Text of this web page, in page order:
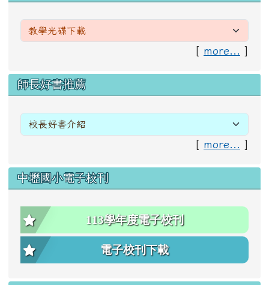
[ more... ]
右邊區域內容
師長好書推薦
[ more... ]
中壢國小電子校刊
113學年度電子校刊
電子校刊下載